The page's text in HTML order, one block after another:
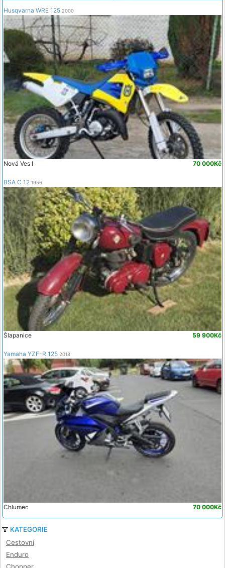
Husqvarna WRE 125 2000
70 000Kč
Nová Ves I
BSA C 12 1956
59 900Kč
Šlapanice
Yamaha YZF-R 125 2018
70 000Kč
Chlumec
KATEGORIE
Cestovní
Enduro
Chopper